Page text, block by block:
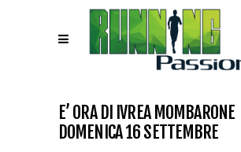
E’ ORA DI IVREA MOMBARONE
DOMENICA 16 SETTEMBRE